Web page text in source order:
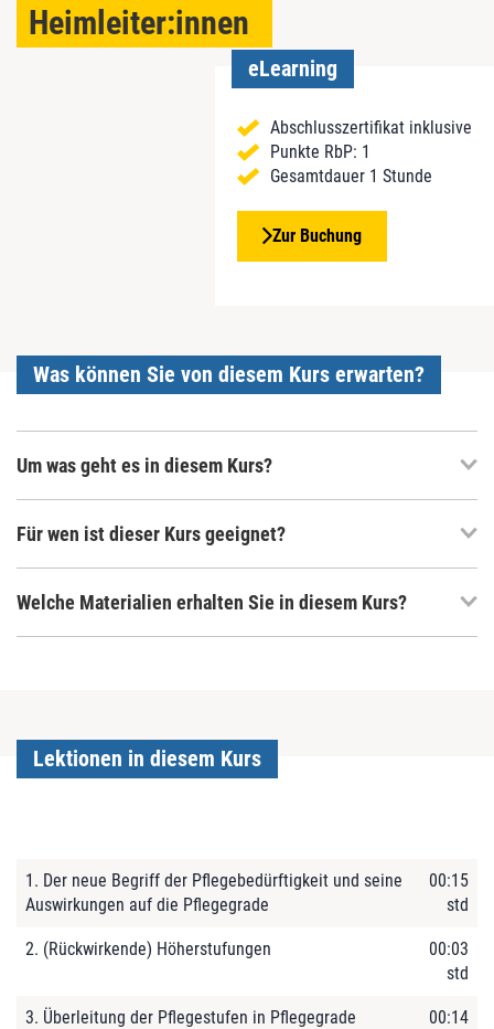
Heimleiter:innen
eLearning
Abschlusszertifikat inklusive
Punkte RbP: 1
Gesamtdauer 1 Stunde
Zur Buchung
Was können Sie von diesem Kurs erwarten?
Um was geht es in diesem Kurs?
Für wen ist dieser Kurs geeignet?
Welche Materialien erhalten Sie in diesem Kurs?
Lektionen in diesem Kurs
1. Der neue Begriff der Pflegebedürftigkeit und seine
Auswirkungen auf die Pflegegrade
00:15
std
2. (Rückwirkende) Höherstufungen
00:03
std
3. Überleitung der Pflegestufen in Pflegegrade
00:14